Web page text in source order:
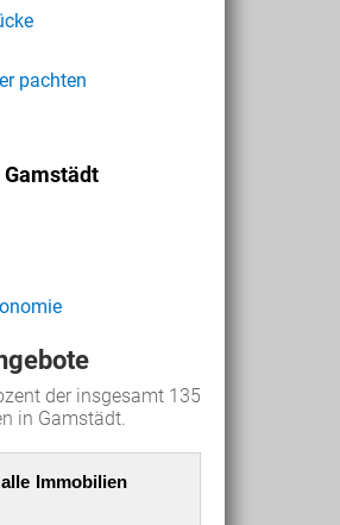
pachten
der insgesamt 135
in Gamstädt.
Immobilien